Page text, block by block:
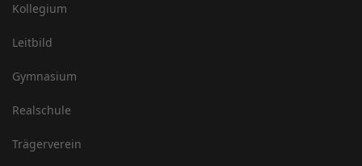
Kollegium
Leitbild
Gymnasium
Realschule
Trägerverein